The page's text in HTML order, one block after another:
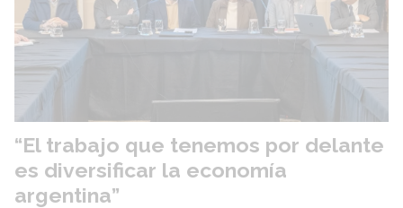
“El trabajo que tenemos por delante
es diversificar la economía
argentina”